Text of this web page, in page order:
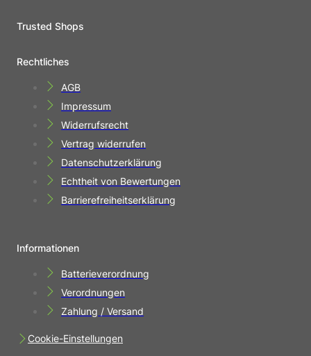
Trusted Shops
Rechtliches
AGB
Impressum
Widerrufsrecht
Vertrag widerrufen
Datenschutzerklärung
Echtheit von Bewertungen
Barrierefreiheitserklärung
Informationen
Batterieverordnung
Verordnungen
Zahlung / Versand
Cookie-Einstellungen